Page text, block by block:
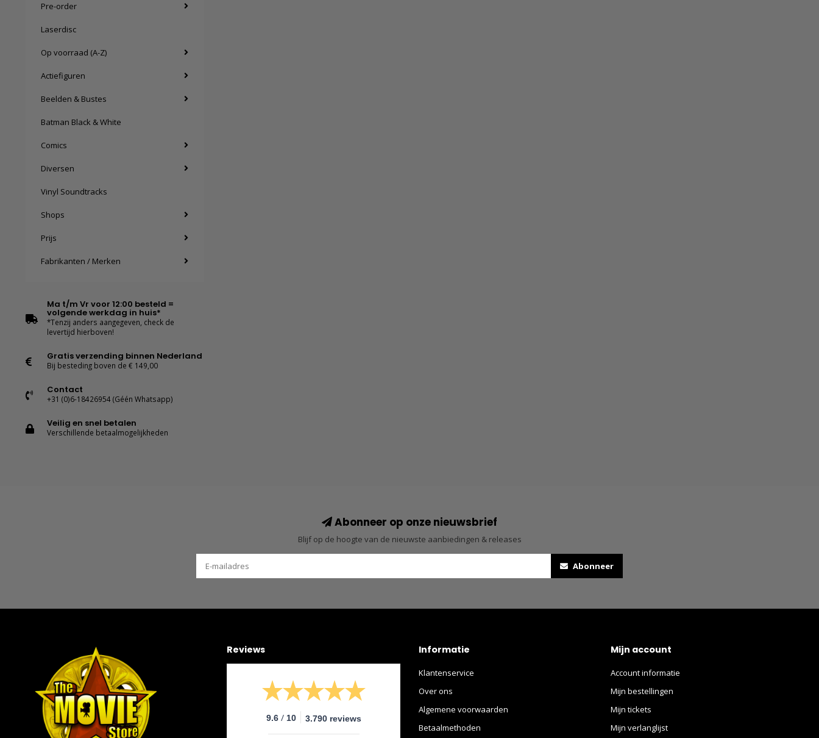
Pre-order
Laserdisc
Op voorraad (A-Z)
Actiefiguren
Beelden & Bustes
Batman Black & White
Comics
Diversen
Vinyl Soundtracks
Shops
Prijs
Fabrikanten / Merken
Ma t/m Vr voor 12:00 besteld =
volgende werkdag in huis*
*Tenzij anders aangegeven, check de
levertijd hierboven!
Gratis verzending binnen Nederland
Bij besteding boven de € 149,00
Contact
+31 (0)6-18426954 (Géén Whatsapp)
Veilig en snel betalen
Verschillende betaalmogelijkheden
Abonneer op onze nieuwsbrief
Blijf op de hoogte van de nieuwste aanbiedingen & releases
Abonneer
Reviews
9.6 / 10 3.790 reviews
Informatie
Klantenservice
Over ons
Algemene voorwaarden
Betaalmethoden
Mijn account
Account informatie
Mijn bestellingen
Mijn tickets
Mijn verlanglijst